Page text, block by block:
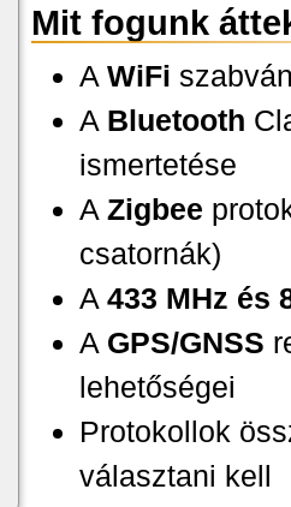
Mit fogunk
A WiFi
A Bluetooth
ismertetése
A Zigbee
csatornák)
A 433 MHz és
A GPS/GNSS
lehetőségei
Protokollok
választani kell